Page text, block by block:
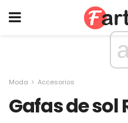
Moda Accesorios
Gafas de sol